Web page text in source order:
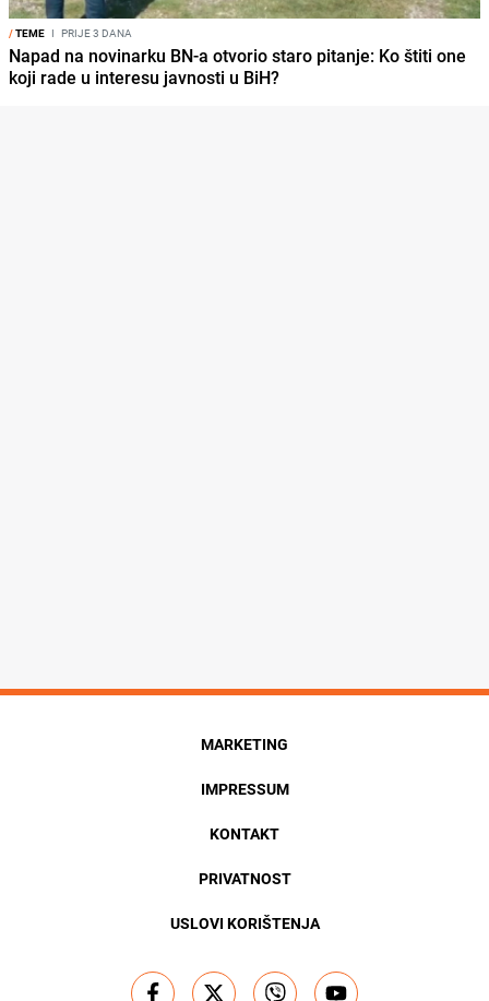
/TEME I PRIJE 3 DANA
Napad na novinarku BN-a otvorio staro pitanje: Ko štiti one
koji rade u interesu javnosti u BiH?
MARKETING
IMPRESSUM
KONTAKT
PRIVATNOST
USLOVI KORIŠTENJA